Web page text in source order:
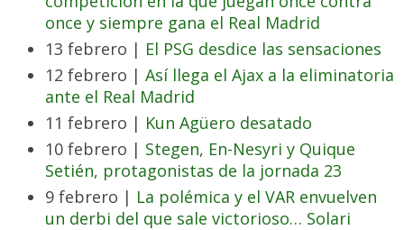
once y siempre gana el Real Madrid
13 febrero | El PSG desdice las sensaciones
12 febrero | Así llega el Ajax a la eliminatoria
ante el Real Madrid
11 febrero | Kun Agüero desatado
10 febrero | Stegen, En-Nesyri y Quique
Setién, protagonistas de la jornada 23
9 febrero | La polémica y el VAR envuelven
un derbi del que sale victorioso… Solari